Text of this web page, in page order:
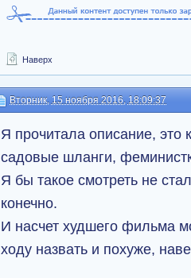
Наверх
Вторник, 15 ноября 2016, 18:09:37
Я прочитала описание, это
садовые шланги,
Я бы такое смотреть не
конечно.
И насчет худшего фильма
ходу назвать и похуже,